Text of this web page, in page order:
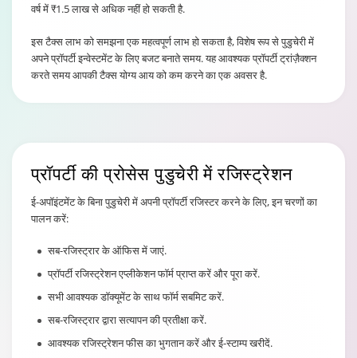
वर्ष में ₹1.5 लाख से अधिक नहीं हो सकती है.
इस टैक्स लाभ को समझना एक महत्वपूर्ण लाभ हो सकता है, विशेष रूप से पुडुचेरी में
अपने प्रॉपर्टी इन्वेस्टमेंट के लिए बजट बनाते समय. यह आवश्यक प्रॉपर्टी ट्रांज़ैक्शन
करते समय आपकी टैक्स योग्य आय को कम करने का एक अवसर है.
प्रॉपर्टी की प्रोसेसपुडुचेरी में रजिस्ट्रेशन
ई-अपॉइंटमेंट के बिना पुडुचेरी में अपनी प्रॉपर्टी रजिस्टर करने के लिए, इन चरणों का
पालन करें:
सब-रजिस्ट्रार के ऑफिस में जाएं.
प्रॉपर्टी रजिस्ट्रेशन एप्लीकेशन फॉर्म प्राप्त करें और पूरा करें.
सभी आवश्यक डॉक्यूमेंट के साथ फॉर्म सबमिट करें.
सब-रजिस्ट्रार द्वारा सत्यापन की प्रतीक्षा करें.
आवश्यक रजिस्ट्रेशन फीस का भुगतान करें और ई-स्टाम्प खरीदें.